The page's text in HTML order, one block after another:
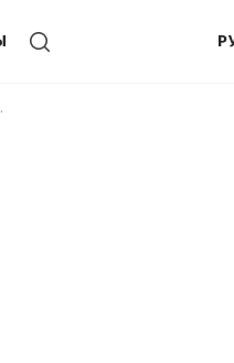
озеро – фото